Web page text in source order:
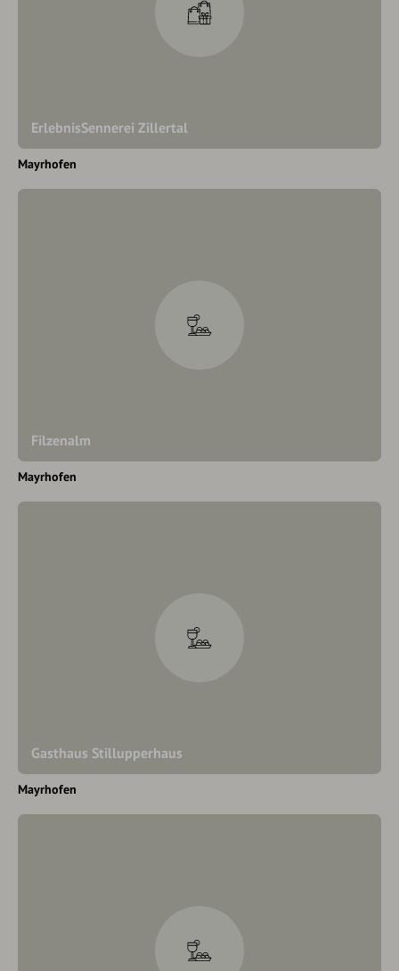
ErlebnisSennerei Zillertal
Mayrhofen
Filzenalm
Mayrhofen
Gasthaus Stillupperhaus
Mayrhofen